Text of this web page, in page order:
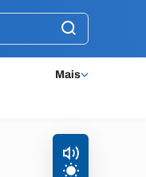
Mais